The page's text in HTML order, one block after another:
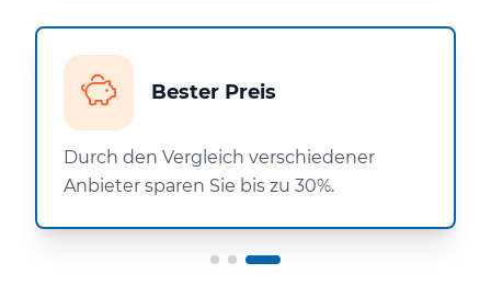
Bester Preis
Durch den Vergleich verschiedener
Anbieter sparen Sie bis zu 30%.